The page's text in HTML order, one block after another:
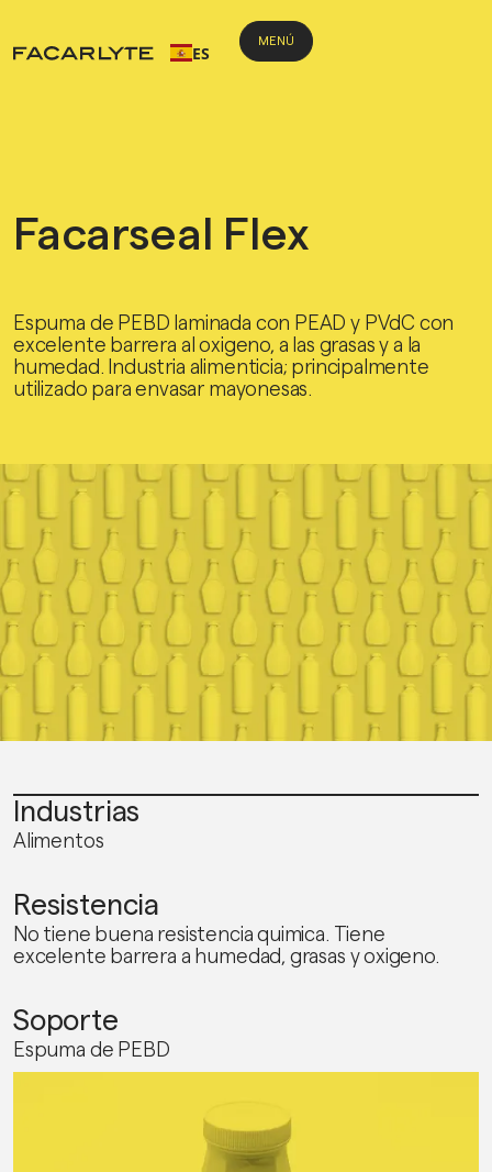
ES
MENÚ
Facarseal Flex
Espuma de PEBD laminada con PEAD y PVdC con
excelente barrera al oxigeno, a las grasas y a la
humedad. Industria alimenticia; principalmente
utilizado para envasar mayonesas.
Industrias
Alimentos
Resistencia
No tiene buena resistencia quimica. Tiene
excelente barrera a humedad, grasas y oxigeno.
Soporte
Espuma de PEBD